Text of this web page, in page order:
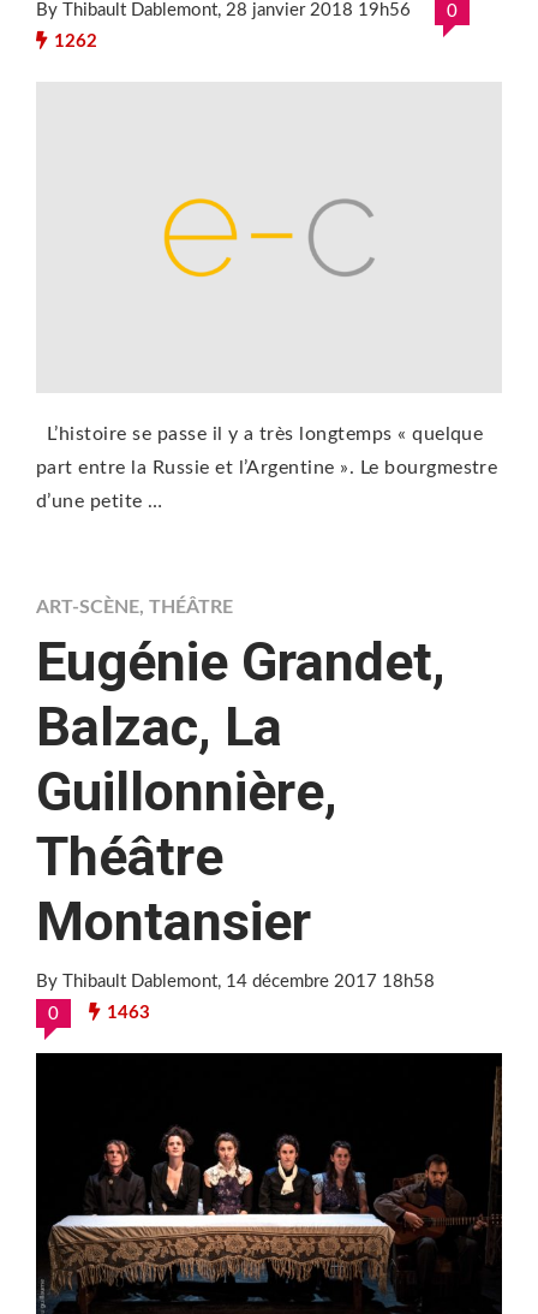
By Thibault Dablemont, 28 janvier 2018 19h56
0
1262
L’histoire se passe il y a très longtemps « quelque
part entre la Russie et l’Argentine ». Le bourgmestre
d’une petite …
ART-SCÈNE, THÉÂTRE
Eugénie Grandet,
Balzac, La
Guillonnière,
Théâtre
Montansier
By Thibault Dablemont, 14 décembre 2017 18h58
0
1463